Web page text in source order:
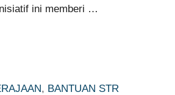
ini memberi …
, BANTUAN STR